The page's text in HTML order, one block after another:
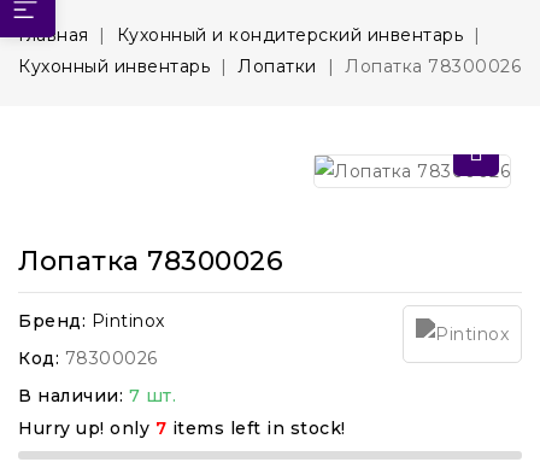
Главная
Кухонный и кондитерский инвентарь
Кухонный инвентарь
Лопатки Лопатка 78300026
Лопатка 78300026
Бренд: Pintinox
Код: 78300026
В наличии: 7 шт.
Hurry up! only 7 items left in stock!